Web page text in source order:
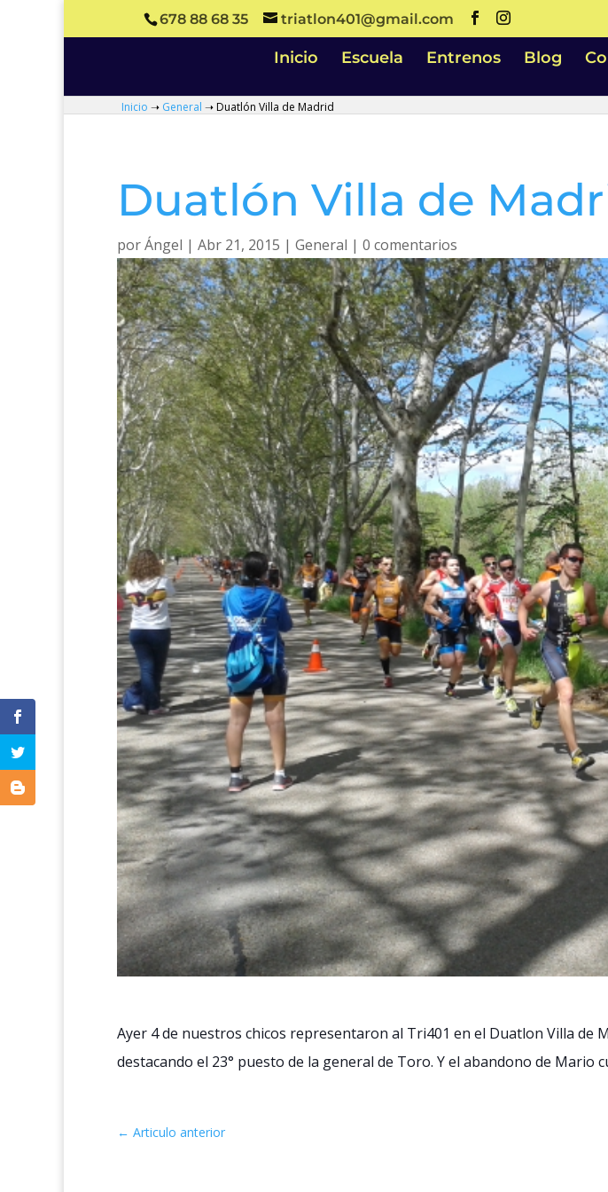
678 88 68 35 triatlon401@gmail.com
Inicio Escuela Entrenos Blog
Inicio ➝ General ➝ Duatlón Villa de Madrid
Duatlón Villa de
porÁngel | Abr 21, 2015 | General | 0 comentarios
Ayer 4 de nuestros chicos representaron al ‪‎Tri401‬ en el Duatlon Villa de
destacando el 23° puesto de la general de Toro. Y el abandono de Mario
← Articulo anterior